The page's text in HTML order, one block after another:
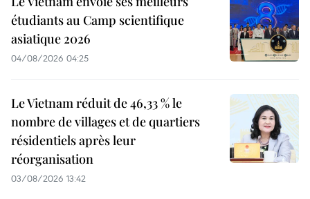
étudiants au Camp scientifique
asiatique 2026
04/08/2026 04:25
Le Vietnam réduit de 46,33 % le
nombre de villages et de quartiers
résidentiels après leur
réorganisation
03/08/2026 13:42